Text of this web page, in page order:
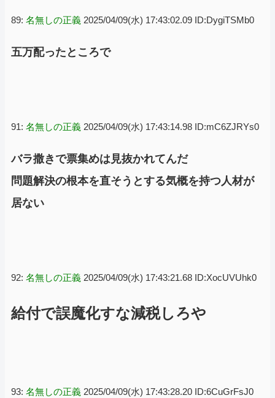
設の不足や、外国人実習生の方々にも対応して
ほしい」今日の午後、政府に要望書を提出
89: 名無しの正義 2025/04/09(水) 17:43:02.09 ID:DygiTSMb0
五万配ったところで
91: 名無しの正義 2025/04/09(水) 17:43:14.98 ID:mC6ZJRYs0
バラ撒きで票集めは見抜かれてんだ
問題解決の根本を直そうとする気概を持つ人材が
居ない
92: 名無しの正義 2025/04/09(水) 17:43:21.68 ID:XocUVUhk0
給付で誤魔化すな減税しろや
93: 名無しの正義 2025/04/09(水) 17:43:28.20 ID:6CuGrFsJ0